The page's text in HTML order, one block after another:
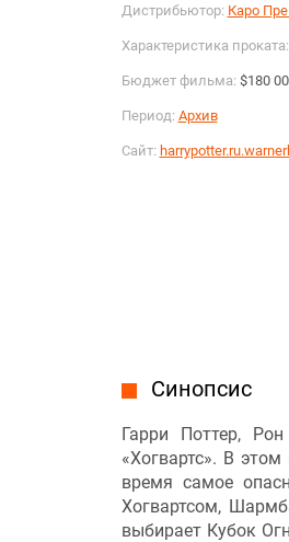
Дистрибьютор: Каро
Характеристика проката:
Бюджет фильма: $180
Период: Архив
Сайт:
Синопсис
Гарри Поттер,
«Хогвартс». В
время самое
Хогвартсом,
выбирает Кубок